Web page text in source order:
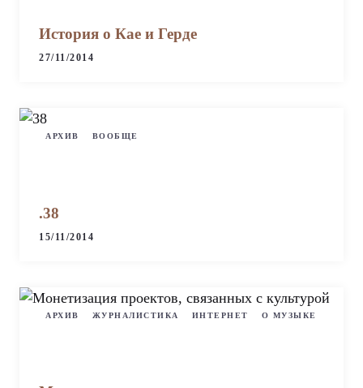
История о Кае и Герде
27/11/2014
АРХИВ ВООБЩЕ
.38
15/11/2014
АРХИВ ЖУРНАЛИСТИКА ИНТЕРНЕТ О МУЗЫКЕ